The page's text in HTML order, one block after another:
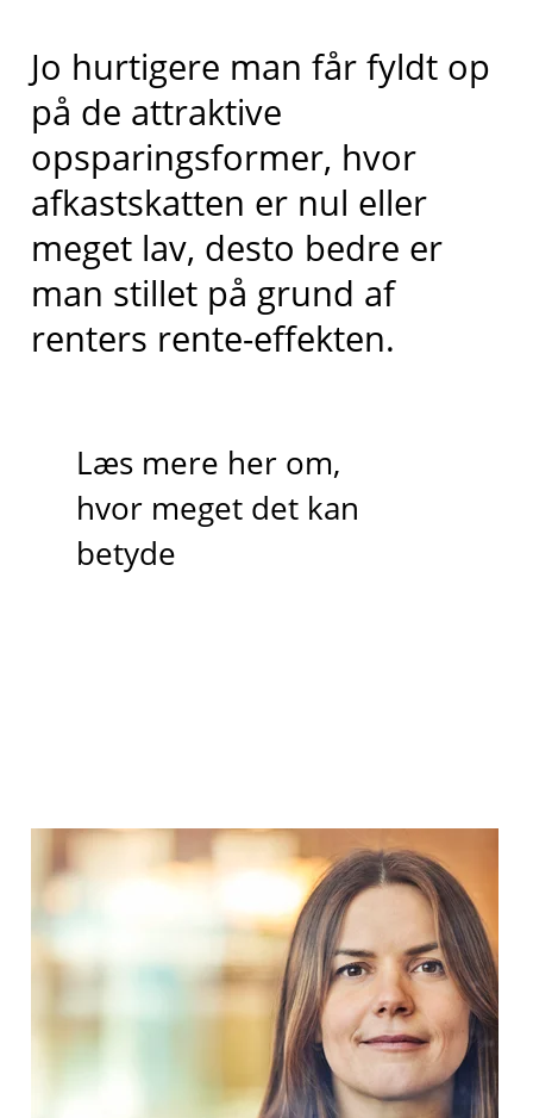
Jo hurtigere man får fyldt op
på de attraktive
opsparingsformer, hvor
afkastskatten er nul eller
meget lav, desto bedre er
man stillet på grund af
renters rente-effekten.
Læs mere her om,
hvor meget det kan
betyde